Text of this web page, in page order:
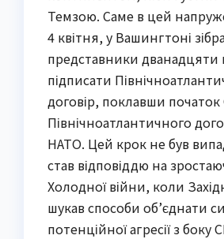
Темзою. Саме в цей
4 квітня, у Вашингтоні
представники дванадцяти
підписати
договір, поклавши початок
Північноатлантичного
НАТО. Цей крок не був
став відповіддю на
Холодної війни, коли
шукав способи об’єднати
потенційної агресії з боку